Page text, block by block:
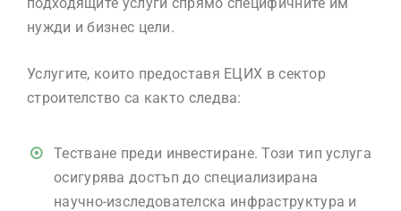
нужди и бизнес цели.
Услугите, които предоставя ЕЦИХ в сектор
строителство са както следва:
Тестване преди инвестиране. Този тип услуга
осигурява достъп до специализирана
научно-изследователска инфраструктура и